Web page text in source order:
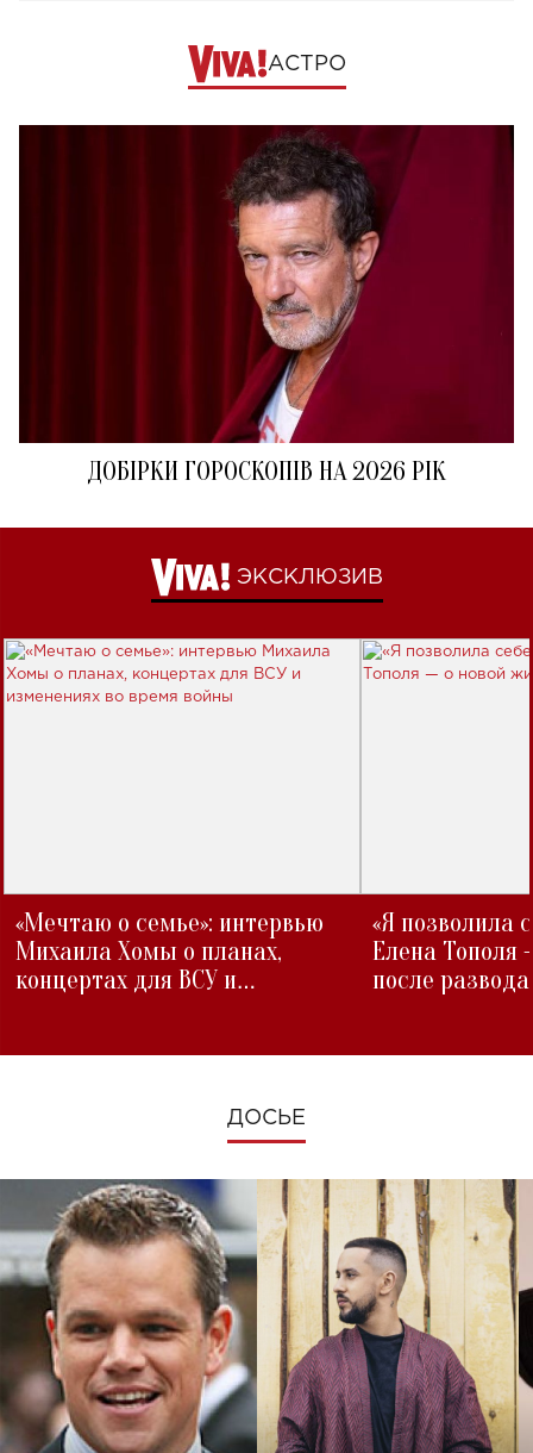
АСТРО
ДОБІРКИ ГОРОСКОПІВ НА 2026 РІК
ЭКСКЛЮЗИВ
«Мечтаю о семье»: интервью
Михаила Хомы о планах,
концертах для ВСУ и
«Я позволила
Елена Тополя
после развода
ДОСЬЕ